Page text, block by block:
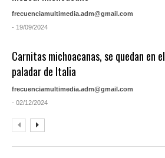
frecuenciamultimedia.adm@gmail.com
- 19/09/2024
Carnitas michoacanas, se quedan en el
paladar de Italia
frecuenciamultimedia.adm@gmail.com
- 02/12/2024